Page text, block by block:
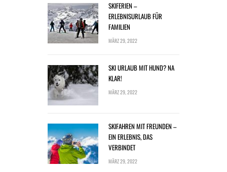
SKIFERIEN –
ERLEBNISURLAUB FÜR
FAMILIEN
MÄRZ 29, 2022
SKI URLAUB MIT HUND? NA
KLAR!
MÄRZ 29, 2022
SKIFAHREN MIT FREUNDEN –
EIN ERLEBNIS, DAS
VERBINDET
MÄRZ 29, 2022